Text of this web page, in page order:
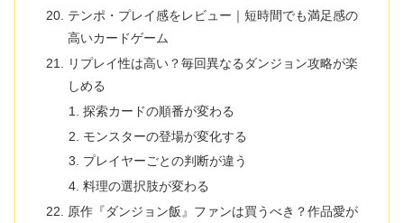
テンポ・プレイ感をレビュー｜短時間でも満足感の
高いカードゲーム
リプレイ性は高い？毎回異なるダンジョン攻略が楽
しめる
探索カードの順番が変わる
モンスターの登場が変化する
プレイヤーごとの判断が違う
料理の選択肢が変わる
原作『ダンジョン飯』ファンは買うべき？作品愛が